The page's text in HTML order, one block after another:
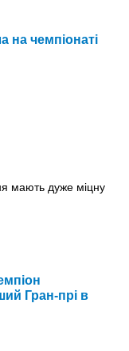
на чемпіонаті
мають дуже міцну
Гран-прі в